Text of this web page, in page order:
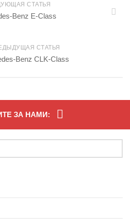
СТАТЬЯ
Benz E-Class
СТАТЬЯ
Benz CLK-Class
ЗА НАМИ: